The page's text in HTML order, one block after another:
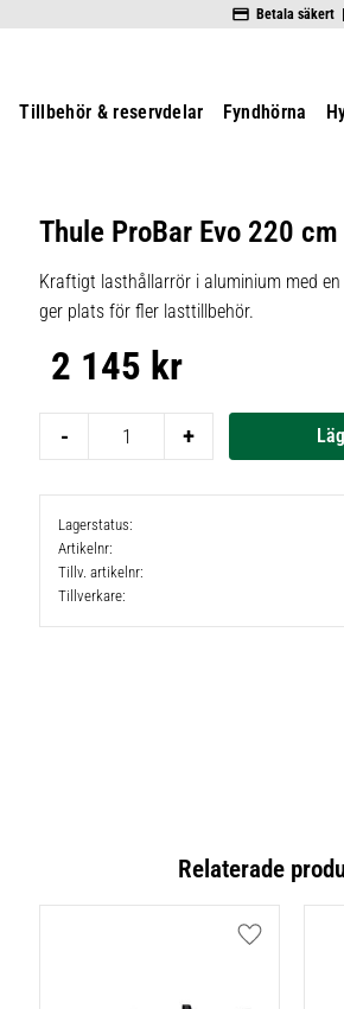
Betala säkert
Tillbehör & reservdelar Fyndhörna
Thule ProBar Evo 220
Kraftigt lasthållarrör i aluminium med
ger plats för fler lasttillbehör.
2 145 kr
+
-
Lagerstatus
Artikelnr
Tillv. artikelnr
Tillverkare
Relaterade
Lägg till i